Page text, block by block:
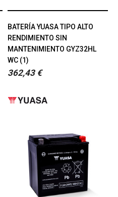
BATERÍA YUASA TIPO ALTO
RENDIMIENTO SIN
MANTENIMIENTO GYZ32HL
WC (1)
362,43 €